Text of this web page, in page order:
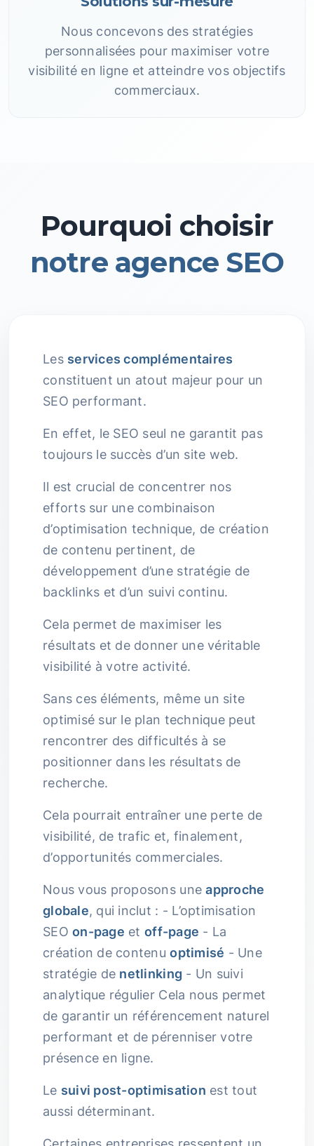
Nous concevons des stratégies
personnalisées pour maximiser votre
visibilité en ligne et atteindre vos objectifs
commerciaux.
Pourquoi choisir
notre agence SEO
Les services complémentaires
constituent un atout majeur pour un
SEO performant.
En effet, le SEO seul ne garantit pas
toujours le succès d’un site web.
Il est crucial de concentrer nos
efforts sur une combinaison
d’optimisation technique, de création
de contenu pertinent, de
développement d’une stratégie de
backlinks et d’un suivi continu.
Cela permet de maximiser les
résultats et de donner une véritable
visibilité à votre activité.
Sans ces éléments, même un site
optimisé sur le plan technique peut
rencontrer des difficultés à se
positionner dans les résultats de
recherche.
Cela pourrait entraîner une perte de
visibilité, de trafic et, finalement,
d’opportunités commerciales.
Nous vous proposons uneapproche
globale, qui inclut : - L’optimisation
SEOon-page et off-page - La
création de contenuoptimisé - Une
stratégie de netlinking - Un suivi
analytique régulier Cela nous permet
de garantir un référencement naturel
performant et de pérenniser votre
présence en ligne.
Le suivi post-optimisation est tout
aussi déterminant.